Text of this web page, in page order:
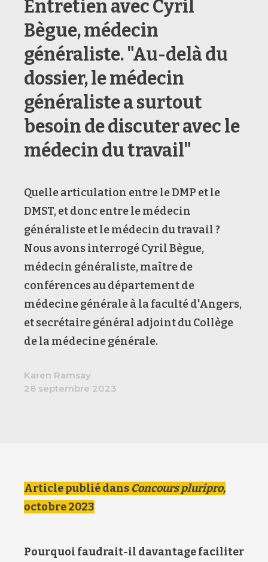
Entretien avec Cyril
Bègue, médecin
généraliste. "Au-delà du
dossier, le médecin
généraliste a surtout
besoin de discuter avec le
médecin du travail"
Quelle articulation entre le DMP et le
DMST, et donc entre le médecin
généraliste et le médecin du travail ?
Nous avons interrogé Cyril Bègue,
médecin généraliste, maître de
conférences au département de
médecine générale à la faculté d'Angers,
et secrétaire général adjoint du Collège
de la médecine générale.
Karen Ramsay
28 septembre 2023
Article publié dans Concours pluripro,
octobre 2023
Pourquoi faudrait-il davantage faciliter